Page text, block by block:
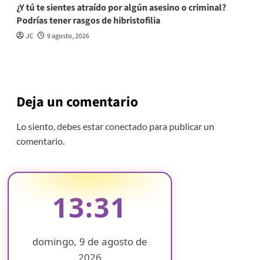
¿Y tú te sientes atraído por algún asesino o criminal?
Podrías tener rasgos de hibristofilia
JC 9 agosto, 2026
Deja un comentario
Lo siento, debes estarconectadopara publicar un
comentario.
13:31
domingo, 9 de agosto de
2026